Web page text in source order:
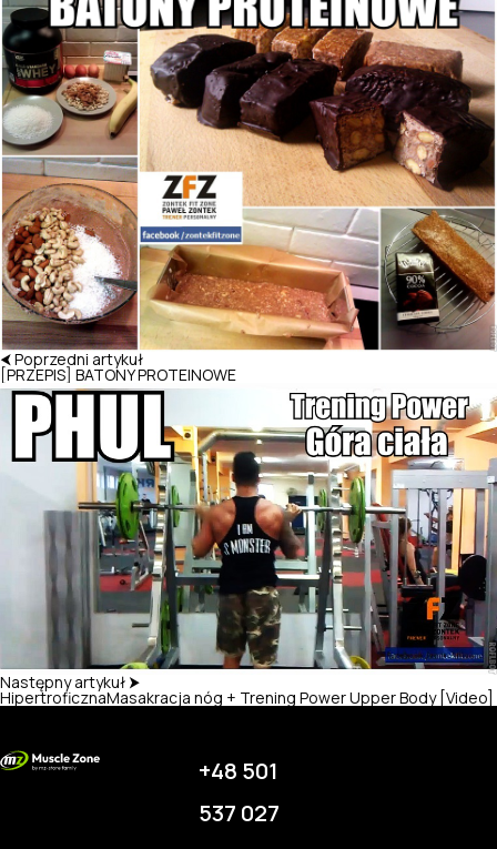
⮜ Poprzedni artykuł
[PRZEPIS] BATONY PROTEINOWE
Następny artykuł ⮞
HipertroficznaMasakracja nóg + Trening Power Upper Body [Video]
+48 501
537 027